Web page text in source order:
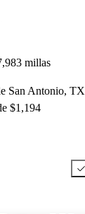
millas
San Antonio, TX
$1,194